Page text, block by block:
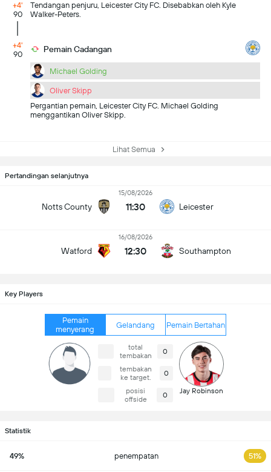
+4'
90
Tendangan penjuru, Leicester City FC. Disebabkan oleh Kyle
Walker-Peters.
+4'
90
Pemain Cadangan
Michael Golding
Oliver Skipp
Pergantian pemain, Leicester City FC. Michael Golding
menggantikan Oliver Skipp.
Lihat Semua
Pertandingan selanjutnya
Notts County
15/08/2026
11:30 Leicester
Watford
16/08/2026
12:30 Southampton
Key Players
Pemain
menyerang
Gelandang Pemain Bertahan
total
tembakan
0
tembakan
ke target.
0
posisi
offside
0 Jay Robinson
Statistik
49% penempatan 51%